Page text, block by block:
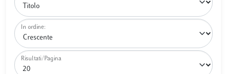
In ordine:
Risultati/Pagina